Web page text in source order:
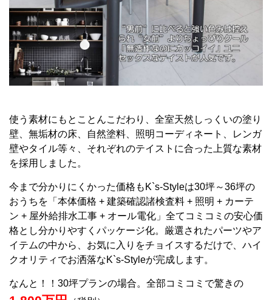
使う素材にもとことんこだわり、全室天然しっくいの塗り
壁、無垢材の床、自然塗料、照明コーディネート、レンガ
壁やタイル等々、それぞれのテイストに合った上質な素材
を採用しました。
今まで分かりにくかった価格もK`s-Styleは30坪～36坪の
おうちを「本体価格 + 建築確認諸検査料 + 照明 + カーテ
ン + 屋外給排水工事 + オール電化」全てコミコミの安心価
格とし分かりやすくパッケージ化。厳選されたパーツやア
イテムの中から、お気に入りをチョイスするだけで、ハイ
クオリティでお洒落なK`s-Styleが完成します。
なんと！！30坪プランの場合。全部コミコミで驚きの